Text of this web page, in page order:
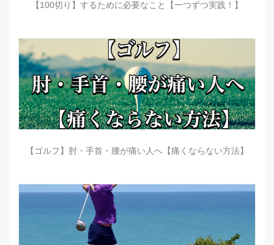
【100切り】するために必要なこと【一つずつ実践！】
【ゴルフ】肘・手首・腰が痛い人へ【痛くならない方法】